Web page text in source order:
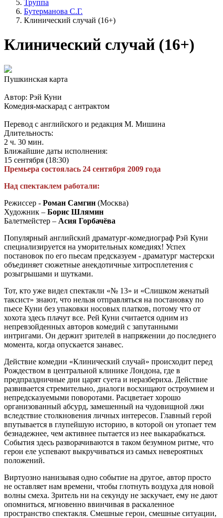
Труппа
Бутерманова С.Г.
Клинический случай (16+)
Клинический случай (16+)
Пушкинская карта
Автор: Рэй Куни
Комедия-маскарад с антрактом
Перевод с английского и редакция М. Мишина
Длительность:
2 ч. 30 мин.
Ближайшие даты исполнения:
15 сентября (18:30)
Премьера состоялась 24 сентября 2009 года
Над спектаклем работали:
Режиссер - Роман Самгин (Москва)
Художник – Борис Шлямин
Балетмейстер – Асия Горбачёва
Популярный английский драматург-комедиограф Рэй Куни
специализируется на уморительных комедиях! Успех
постановок по его пьесам предсказуем - драматург мастерски
объединяет сюжетные анекдотичные хитросплетения с
розыгрышами и шутками.
Тот, кто уже видел спектакли «№ 13» и «Слишком женатый
таксист» знают, что нельзя отправляться на постановку по
пьесе Куни без упаковки носовых платков, потому что от
хохота здесь плачут все. Рей Куни считается одним из
непревзойденных авторов комедий с запутанными
интригами. Он держит зрителей в напряжении до последнего
момента, когда опускается занавес.
Действие комедии «Клинический случай» происходит перед
Рождеством в центральной клинике Лондона, где в
предпраздничные дни царят суета и неразбериха. Действие
развивается стремительно, диалоги восхищают остроумием и
непредсказуемыми поворотами. Расцветает хорошо
организованный абсурд, замешенный на чудовищной лжи
вследствие столкновения личных интересов. Главный герой
впутывается в глупейшую историю, в которой он утопает тем
безнадежнее, чем активнее пытается из нее выкарабкаться.
События здесь разворачиваются в таком безумном ритме, что
герои еле успевают выкручиваться из самых невероятных
положений.
Виртуозно нанизывая одно событие на другое, автор просто
не оставляет нам времени, чтобы глотнуть воздуха для новой
волны смеха. Зритель ни на секунду не заскучает, ему не дают
опомниться, мгновенно ввинчивая в раскаленное
пространство спектакля. Смешные герои, смешные ситуации,